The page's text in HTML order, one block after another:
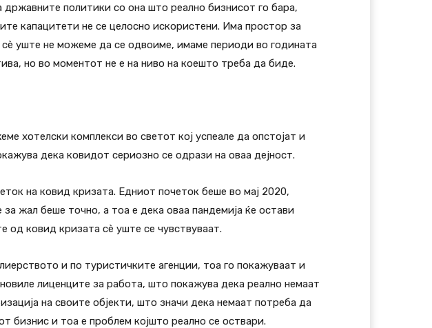
политики со она што реално бизнисот го бара,
капацитети не се целосно искористени. Има простор за
уште не можеме да се одвоиме, имаме периоди во годината
но во моментот не е на ниво на коешто треба да биде.
хотелски комплекси во светот кој успеале да опстојат и
дека ковидот сериозно се одрази на оваа дејност.
на ковид кризата. Едниот почеток беше во мај 2020,
жал беше точно, а тоа е дека оваа пандемија ќе остави
од ковид кризата сè уште се чувствуваат.
и по туристичките агенции, тоа го покажуваат и
лиценците за работа, што покажува дека реално немаат
на своите објекти, што значи дека немаат потреба да
бизнис и тоа е проблем којшто реално се оствари.